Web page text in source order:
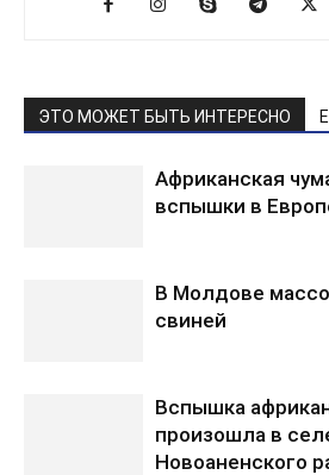
ЭТО МОЖЕТ БЫТЬ ИНТЕРЕСНО
Африканская
вспышки в
В Молдове
свиней
Вспышка
произошла в
Новоаненского